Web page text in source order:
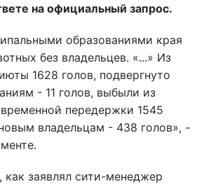
на официальный запрос.
образованиями края
без владельцев. «...» Из
1628 голов, подвергнуто
- 11 голов, выбыли из
передержки 1545
владельцам - 438 голов», -
заявлял сити-менеджер